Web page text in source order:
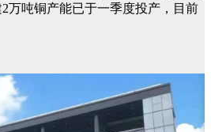
万吨铜产能已于一季度投产，目前